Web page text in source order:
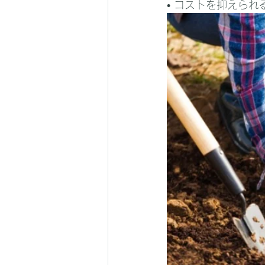
• コストを抑えられ